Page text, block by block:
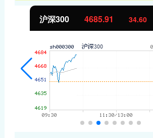
沪深300 4685.91 34.60